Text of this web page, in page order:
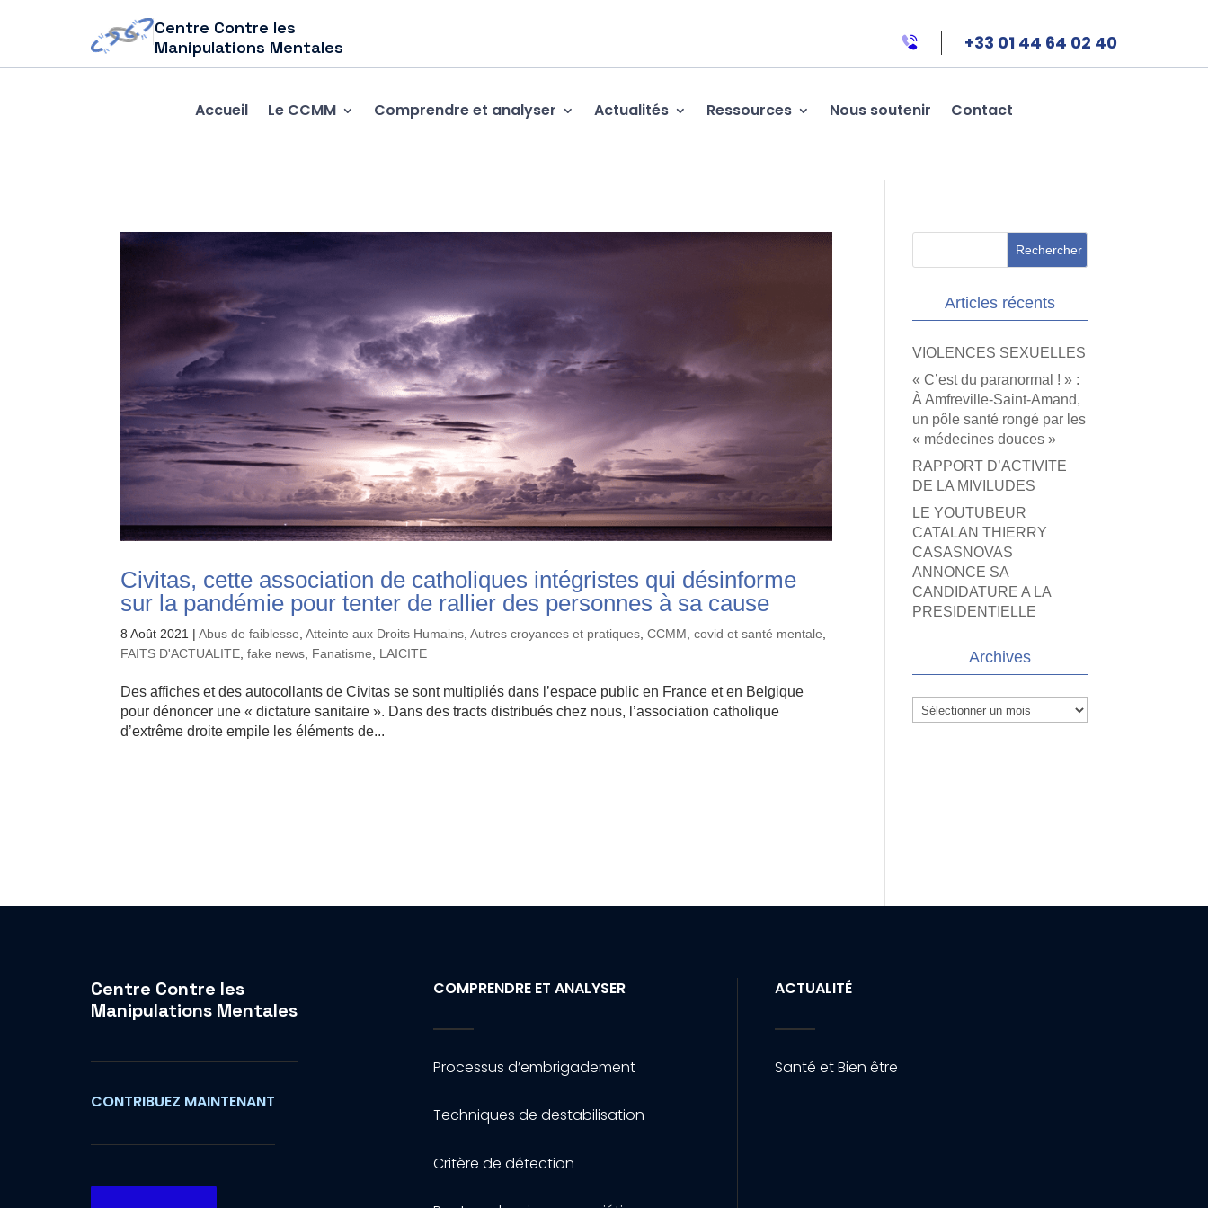
Centre Contre les
Manipulations Mentales
+33 01 44 64 02 40
Accueil Le CCMM Comprendre et analyser Actualités Ressources Nous soutenir Contact
Civitas, cette association de catholiques intégristes qui désinforme
sur la pandémie pour tenter de rallier des personnes à sa cause
8 Août 2021 |Abus de faiblesse ,Atteinte aux Droits Humains ,Autres croyances et pratiques ,CCMM ,covid et santé mentale
FAITS D'ACTUALITE ,fake news Fanatisme LAICITE
Des affiches et des autocollants de Civitas se sont multipliés dans l’espace public en France et en Belgique
pour dénoncer une « dictature sanitaire ». Dans des tracts distribués chez nous, l’association catholique
d’extrême droite empile les éléments de...
Articles récents
VIOLENCES SEXUELLES
« C’est du paranormal ! » :
À Amfreville-Saint-Amand,
un pôle santé rongé par les
« médecines douces »
RAPPORT D’ACTIVITE
DE LA MIVILUDES
LE YOUTUBEUR
CATALAN THIERRY
CASASNOVAS
ANNONCE SA
CANDIDATURE A LA
PRESIDENTIELLE
Archives
Archives
Centre Contre les
Manipulations Mentales
CONTRIBUEZ MAINTENANT
COMPRENDRE ET ANALYSER
Processus d’embrigadement
Techniques de destabilisation
Critère de détection
ACTUALITÉ
Santé et Bien être